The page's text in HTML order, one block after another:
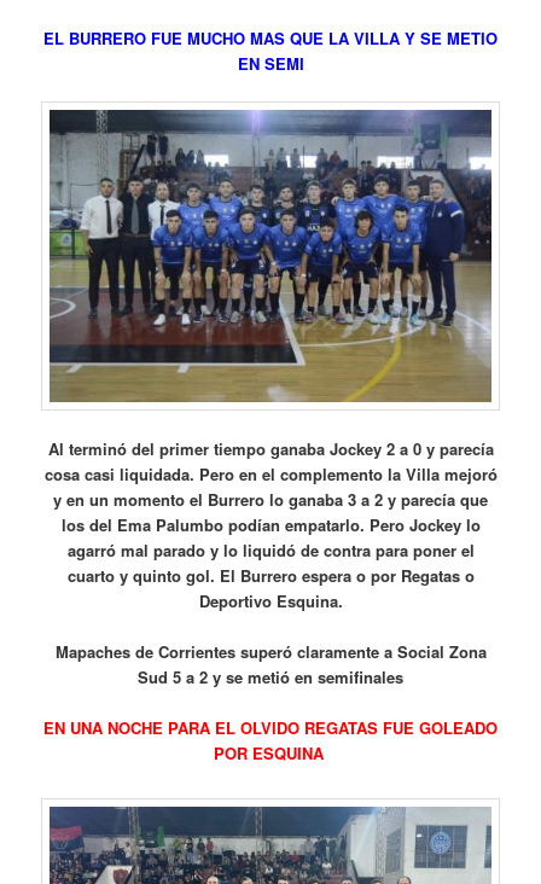
EL BURRERO FUE MUCHO MAS QUE LA VILLA Y SE METIO
EN SEMI
Al terminó del primer tiempo ganaba Jockey 2 a 0 y parecía
cosa casi liquidada. Pero en el complemento la Villa mejoró
y en un momento el Burrero lo ganaba 3 a 2 y parecía que
los del Ema Palumbo podían empatarlo. Pero Jockey lo
agarró mal parado y lo liquidó de contra para poner el
cuarto y quinto gol. El Burrero espera o por Regatas o
Deportivo Esquina.
Mapaches de Corrientes superó claramente a Social Zona
Sud 5 a 2 y se metió en semifinales
EN UNA NOCHE PARA EL OLVIDO REGATAS FUE GOLEADO
POR ESQUINA